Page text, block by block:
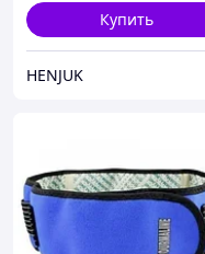
Купить
HENJUK